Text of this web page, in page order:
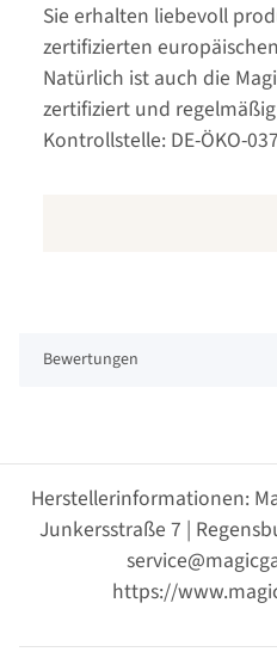
Sie erhalten liebevoll
zertifizierten
Natürlich ist auch die
zertifiziert und
Kontrollstelle: DE-ÖKO-
Bewertungen
Herstellerinformationen:
Junkersstraße 7 |
https://